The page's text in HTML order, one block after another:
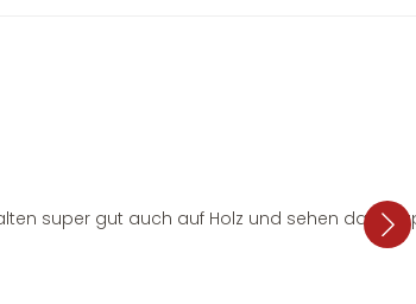
super gut auch auf Holz und sehen dazu